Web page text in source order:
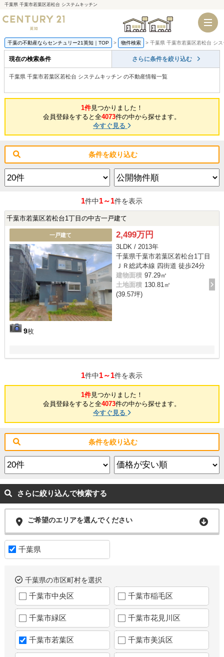
千葉県 千葉市若葉区若松台 システムキッチン
千葉店 船橋店
千葉の不動産ならセンチュリー21英知｜TOP 物件検索 千葉県 千葉市若葉区若松台 シ
現在の検索条件 さらに条件を絞り込む
千葉県 千葉市若葉区若松台 システムキッチン の不動産情報一覧
1件見つかりました！
会員登録をすると全4073件の中から探せます。
今すぐ見る
条件を絞り込む
1件中1～1件を表示
千葉市若葉区若松台1丁目の中古一戸建て
一戸建て
9枚
2,499万円
3LDK / 2013年
千葉県千葉市若葉区若松台1丁目
ＪＲ総武本線 四街道 徒歩24分
建物面積 97.29㎡
土地面積 130.81㎡
(39.57坪)
1件中1～1件を表示
1件見つかりました！
会員登録をすると全4073件の中から探せます。
今すぐ見る
条件を絞り込む
さらに絞り込んで検索する
ご希望のエリアを選んでください
千葉県
千葉県の市区町村を選択
千葉市中央区 千葉市稲毛区
千葉市緑区 千葉市花見川区
千葉市若葉区 千葉市美浜区